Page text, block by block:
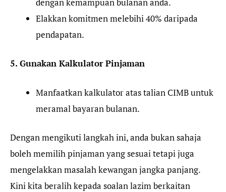
Elakkan komitmen melebihi 40% daripada
pendapatan.
5. Gunakan Kalkulator Pinjaman
Manfaatkan kalkulator atas talian CIMB untuk
meramal bayaran bulanan.
Dengan mengikuti langkah ini, anda bukan sahaja
boleh memilih pinjaman yang sesuai tetapi juga
mengelakkan masalah kewangan jangka panjang.
Kini kita beralih kepada soalan lazim berkaitan